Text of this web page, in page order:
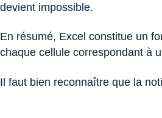
devient impossible.
En résumé, Excel constitue un
chaque cellule correspondant à
Il faut bien reconnaître que la